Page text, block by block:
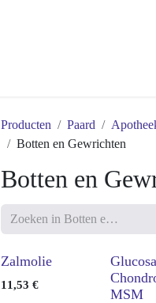
Producten Paard
Botten en Gewrichten
Botten en
Zalmolie
11,53 €
& MSM